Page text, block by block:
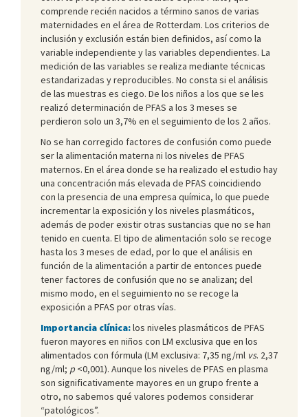
comprende recién nacidos a término sanos de varias
maternidades en el área de Rotterdam. Los criterios de
inclusión y exclusión están bien definidos, así como la
variable independiente y las variables dependientes. La
medición de las variables se realiza mediante técnicas
estandarizadas y reproducibles. No consta si el análisis
de las muestras es ciego. De los niños a los que se les
realizó determinación de PFAS a los 3 meses se
perdieron solo un 3,7% en el seguimiento de los 2 años.
No se han corregido factores de confusión como puede
ser la alimentación materna ni los niveles de PFAS
maternos. En el área donde se ha realizado el estudio hay
una concentración más elevada de PFAS coincidiendo
con la presencia de una empresa química, lo que puede
incrementar la exposición y los niveles plasmáticos,
además de poder existir otras sustancias que no se han
tenido en cuenta. El tipo de alimentación solo se recoge
hasta los 3 meses de edad, por lo que el análisis en
función de la alimentación a partir de entonces puede
tener factores de confusión que no se analizan; del
mismo modo, en el seguimiento no se recoge la
exposición a PFAS por otras vías.
Importancia clínica:los niveles plasmáticos de PFAS
fueron mayores en niños con LM exclusiva que en los
alimentados con fórmula (LM exclusiva: 7,35 ng/ml vs. 2,37
ng/ml; p <0,001). Aunque los niveles de PFAS en plasma
son significativamente mayores en un grupo frente a
otro, no sabemos qué valores podemos considerar
“patológicos”.